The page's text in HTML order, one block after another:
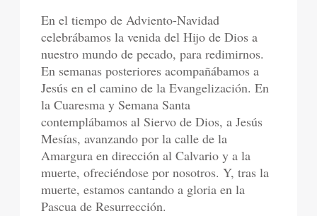
En el tiempo de Adviento-Navidad
celebrábamos la venida del Hijo de Dios a
nuestro mundo de pecado, para redimirnos.
En semanas posteriores acompañábamos a
Jesús en el camino de la Evangelización. En
la Cuaresma y Semana Santa
contemplábamos al Siervo de Dios, a Jesús
Mesías, avanzando por la calle de la
Amargura en dirección al Calvario y a la
muerte, ofreciéndose por nosotros. Y, tras la
muerte, estamos cantando a gloria en la
Pascua de Resurrección.